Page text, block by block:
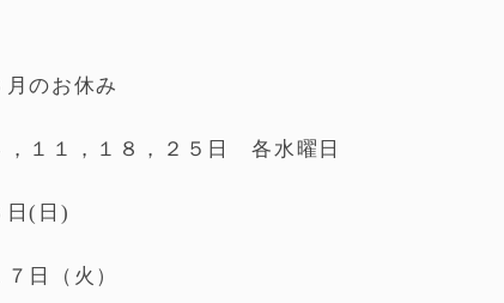
月のお休み
，１１，１８，２５日 各水曜日
日(日)
７日（火）